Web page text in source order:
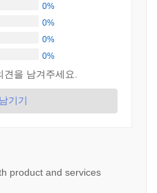
0%
0%
0%
0%
을 남겨주세요.
기기
product and services